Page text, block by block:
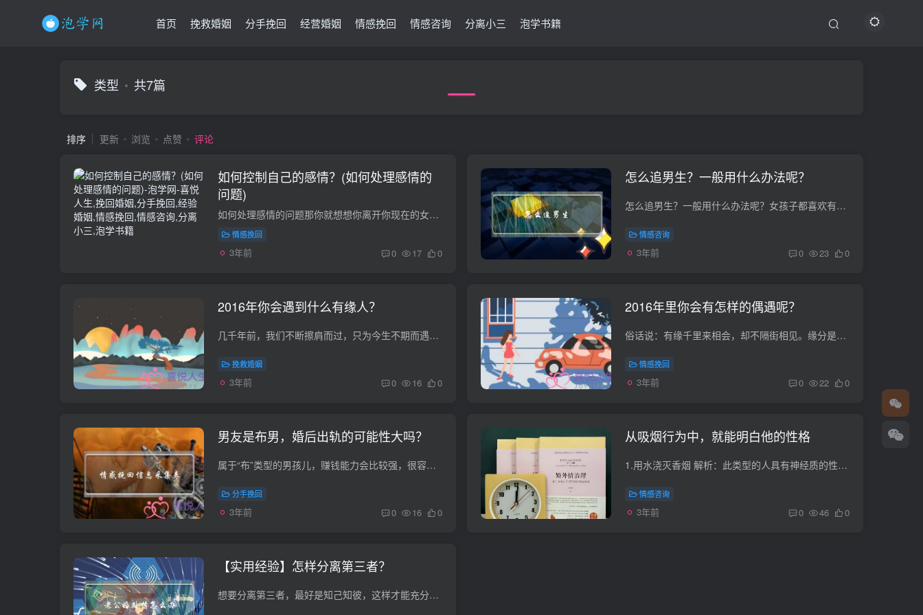
首页 挽救婚姻 分手挽回 经营婚姻 情感挽回 情感咨询 分离小三 泡学书籍
类型 共7篇
排序 更新 浏览 点赞 评论
如何控制自己的感情？(如何处理感情的
问题)
如何处理感情的问题那你就想想你离开你现在的女朋友 你会不会后悔啊 如果你觉得你不会 那你就去追下一个吧 是你的就是你的 不是你的追也没有用啊 看你的结果啦 你和现在的女朋友在一起还是会难...
情感挽回
3年前 0 17 0
怎么追男生？一般用什么办法呢？
怎么追男生？一般用什么办法呢？女孩子都喜欢有点玩世不恭的男人，所以别显得对什么都特别在意，那样太呆板。想问问大家有什么追男生的攻略吗？1/5 分步阅读 在追求一个男生之前，最重要的就是...
情感咨询
3年前 0 23 0
2016年你会遇到什么有缘人？
几千年前，我们不断擦肩而过，只为今生不期而遇。茫茫人海，如果一个大地球能遇见他，那一定是你们之间的缘分。有些人注定会相遇。2016年你会遇到什么样的命运？让我们一起来看看这个爱情测试吧...
挽救婚姻
3年前 0 16 0
2016年里你会有怎样的偶遇呢？
俗话说：有缘千里来相会，却不隔街相见。缘分是一种神奇的东西，在茫茫人海中相遇，从相遇到相识，再到相知，最后到相恋，都是缘分的力量。2016年你会有什么样的偶遇？我们一起来个爱情测试吧。...
情感挽回
3年前 0 22 0
男友是布男，婚后出轨的可能性大吗？
属于“布”类型的男孩儿，赚钱能力会比较强，很容易吸引女性，因为他们在男士市场需求中是属于比较抢眼的。但是这类型的男孩子比较侧重于多偶制，那么跟这种类型的男孩子处对象，需要注意哪些婚...
分手挽回
3年前 0 16 0
从吸烟行为中，就能明白他的性格
1.用水浇灭香烟 解析：此类型的人具有神经质的性格，做事时太过于考虑他人的感受和追求事情的完美结局。虽然他能够表现出对他人的责任心和细致关怀，但结果往往因考虑得过于周到反而损失了一些...
情感咨询
3年前 0 46 0
【实用经验】怎样分离第三者？
想要分离第三者，最好是知己知彼，这样才能充分了解对手，根据特点制定分离对策。所以，适当分析小三是很有帮助的。小三一般有三个类型，第一种，贪图物质需求的；第二种，好胜心理，想要赢；第...